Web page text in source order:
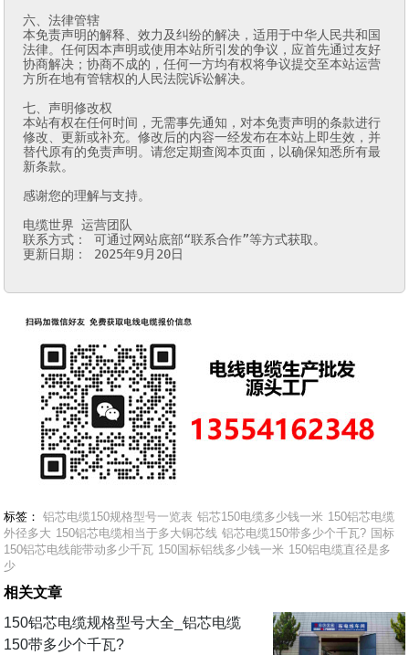
六、法律管辖
本免责声明的解释、效力及纠纷的解决，适用于中华人民共和国
法律。任何因本声明或使用本站所引发的争议，应首先通过友好
协商解决；协商不成的，任何一方均有权将争议提交至本站运营
方所在地有管辖权的人民法院诉讼解决。
七、声明修改权
本站有权在任何时间，无需事先通知，对本免责声明的条款进行
修改、更新或补充。修改后的内容一经发布在本站上即生效，并
替代原有的免责声明。请您定期查阅本页面，以确保知悉所有最
新条款。
感谢您的理解与支持。
电缆世界 运营团队
联系方式： 可通过网站底部“联系合作”等方式获取。
更新日期： 2025年9月20日
标签： 铝芯电缆150规格型号一览表 铝芯150电缆多少钱一米 150铝芯电缆
外径多大 150铝芯电缆相当于多大铜芯线 铝芯电缆150带多少个千瓦? 国标
150铝芯电线能带动多少千瓦 150国标铝线多少钱一米 150铝电缆直径是多
少
相关文章
150铝芯电缆规格型号大全_铝芯电缆
150带多少个千瓦?